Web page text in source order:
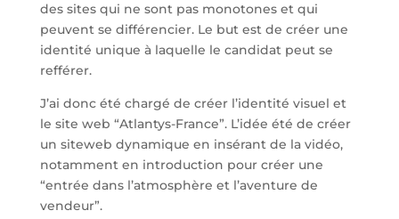
des sites qui ne sont pas monotones et qui
peuvent se différencier. Le but est de créer une
identité unique à laquelle le candidat peut se
refférer.
J’ai donc été chargé de créer l’identité visuel et
le site web “Atlantys-France”. L’idée été de créer
un siteweb dynamique en insérant de la vidéo,
notamment en introduction pour créer une
“entrée dans l’atmosphère et l’aventure de
vendeur”.